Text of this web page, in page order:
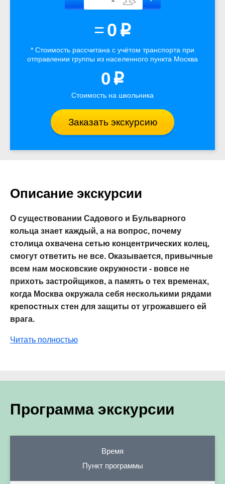
=0 p
* Стоимость рассчитана с учётом транспорта при
отправлении группы из населенного пункта Москва
0 p
Стоимость на школьника
Заказать экскурсию
Описание экскурсии
О существовании Садового и Бульварного
кольца знает каждый, а на вопрос, почему
столица охвачена сетью концентрических колец,
смогут ответить не все. Оказывается, привычные
всем нам московские окружности - вовсе не
прихоть застройщиков, а память о тех временах,
когда Москва окружала себя несколькими рядами
крепостных стен для защиты от угрожавшего ей
врага.
Читать полностью
Программа экскурсии
Время
Пункт программы